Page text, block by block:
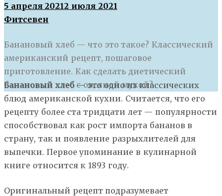
5 апреля 20212 июля 2021
Фитсевен
Банановый хлеб — что это такое? Классический
американский рецепт, пошаговое
приготовление. Как сделать диетический
банановый хлеб с овсяной мукой?
Банановый хлеб — это одно из классических
блюд американской кухни. Считается, что его
рецепту более ста тридцати лет — популярности
способствовал как рост импорта бананов в
страну, так и появление разрыхлителей для
выпечки. Первое упоминание в кулинарной
книге относится к 1893 году.
Оригинальный рецепт подразумевает